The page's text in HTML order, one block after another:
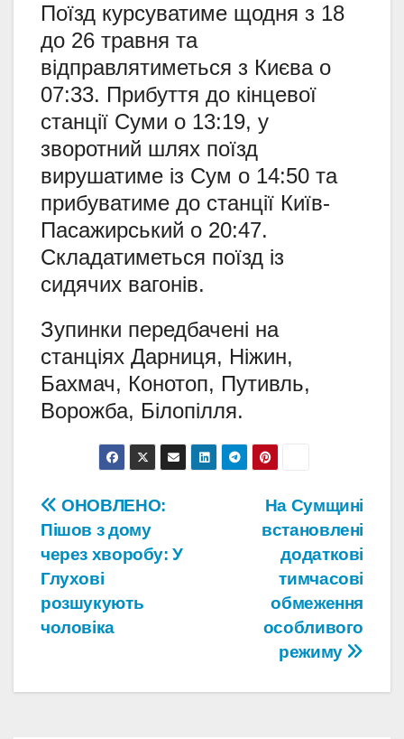
Поїзд курсуватиме щодня з 18
до 26 травня та
відправлятиметься з Києва о
07:33. Прибуття до кінцевої
станції Суми о 13:19, у
зворотний шлях поїзд
вирушатиме із Сум о 14:50 та
прибуватиме до станції Київ-
Пасажирський о 20:47.
Складатиметься поїзд із
сидячих вагонів.
Зупинки передбачені на
станціях Дарниця, Ніжин,
Бахмач, Конотоп, Путивль,
Ворожба, Білопілля.
Навігація
записів
На Сумщині
встановлені
додаткові
тимчасові
обмеження
особливого
режиму
ОНОВЛЕНО:
Пішов з дому
через хворобу: У
Глухові
розшукують
чоловіка